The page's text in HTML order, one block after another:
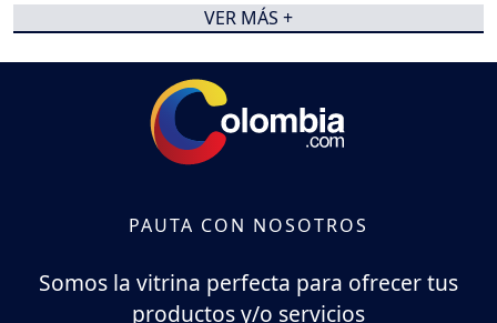
VER MÁS +
PAUTA CON NOSOTROS
Somos la vitrina perfecta para ofrecer tus
productos y/o servicios